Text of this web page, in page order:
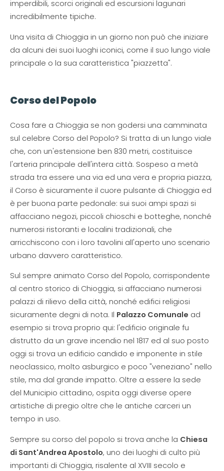
imperdibili, scorci originali ed escursioni lagunari
incredibilmente tipiche.
Una visita di Chioggia in un giorno non può che iniziare
da alcuni dei suoi luoghi iconici, come il suo lungo viale
principale o la sua caratteristica "piazzetta".
Corso del Popolo
Cosa fare a Chioggia se non godersi una camminata
sul celebre Corso del Popolo? Si tratta di un lungo viale
che, con un'estensione ben 830 metri, costituisce
l'arteria principale dell'intera città. Sospeso a metà
strada tra essere una via ed una vera e propria piazza,
il Corso è sicuramente il cuore pulsante di Chioggia ed
è per buona parte pedonale: sui suoi ampi spazi si
affacciano negozi, piccoli chioschi e botteghe, nonché
numerosi ristoranti e localini tradizionali, che
arricchiscono con i loro tavolini all'aperto uno scenario
urbano davvero caratteristico.
Sul sempre animato Corso del Popolo, corrispondente
al centro storico di Chioggia, si affacciano numerosi
palazzi di rilievo della città, nonché edifici religiosi
sicuramente degni di nota. Il Palazzo Comunale ad
esempio si trova proprio qui: l'edificio originale fu
distrutto da un grave incendio nel 1817 ed al suo posto
oggi si trova un edificio candido e imponente in stile
neoclassico, molto asburgico e poco "veneziano" nello
stile, ma dal grande impatto. Oltre a essere la sede
del Municipio cittadino, ospita oggi diverse opere
artistiche di pregio oltre che le antiche carceri un
tempo in uso.
Sempre su corso del popolo si trova anche la Chiesa
di Sant'Andrea Apostolo, uno dei luoghi di culto più
importanti di Chioggia, risalente al XVIII secolo e